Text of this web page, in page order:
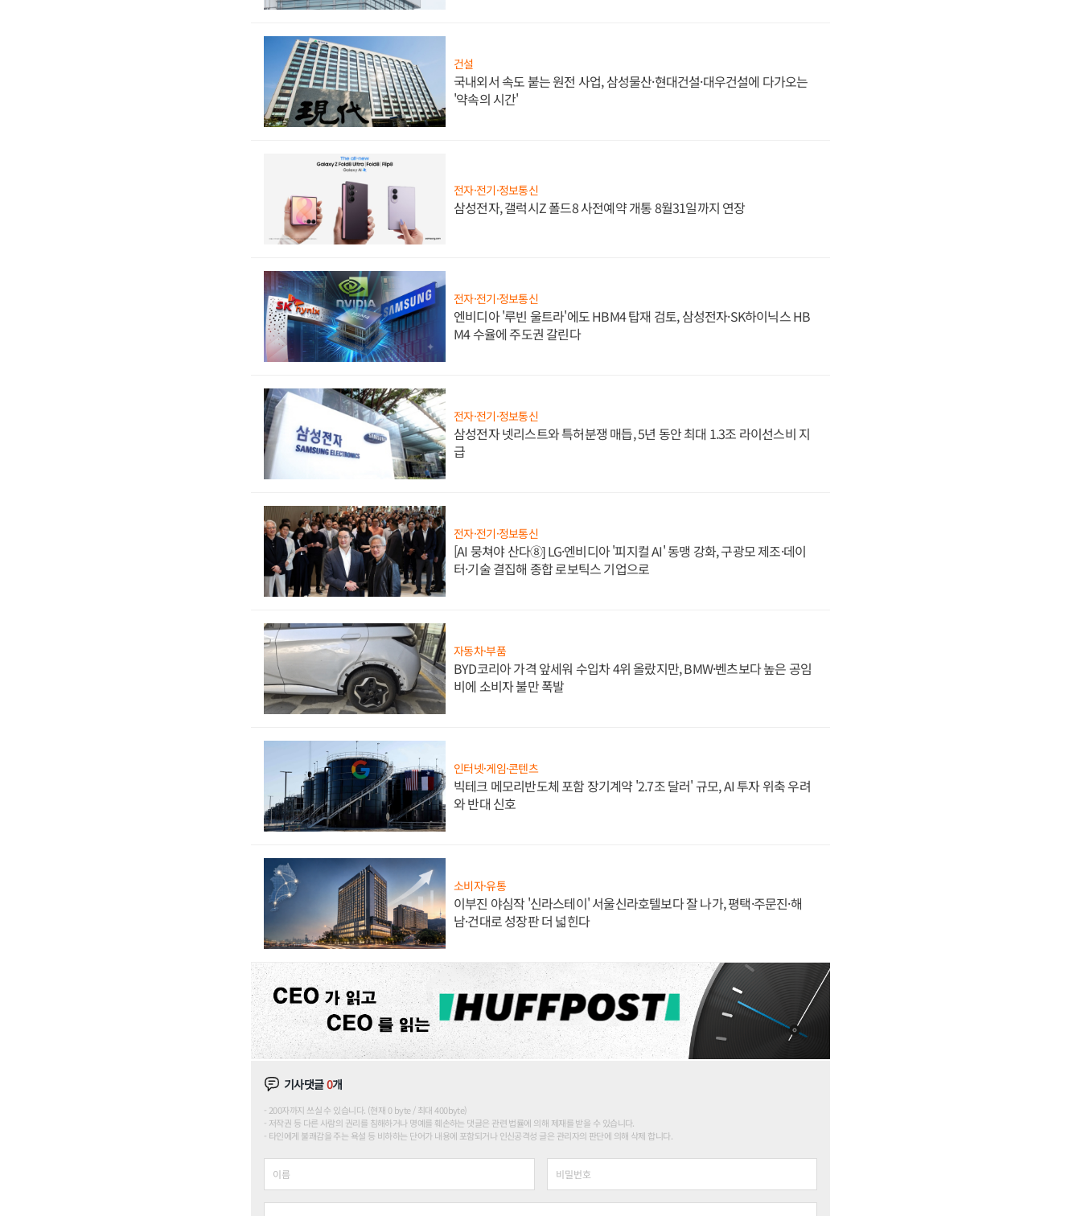
건설
국내외서 속도 붙는 원전 사업, 삼성물산·현대건설·대우건설에 다가오는
'약속의 시간'
전자·전기·정보통신
삼성전자, 갤럭시Z 폴드8 사전예약 개통 8월31일까지 연장
전자·전기·정보통신
엔비디아 '루빈 울트라'에도 HBM4 탑재 검토, 삼성전자·SK하이닉스 HB
M4 수율에 주도권 갈린다
전자·전기·정보통신
삼성전자 넷리스트와 특허분쟁 매듭, 5년 동안 최대 1.3조 라이선스비 지
급
전자·전기·정보통신
[AI 뭉쳐야 산다⑧] LG·엔비디아 '피지컬 AI' 동맹 강화, 구광모 제조·데이
터·기술 결집해 종합 로보틱스 기업으로
자동차·부품
BYD코리아 가격 앞세워 수입차 4위 올랐지만, BMW·벤츠보다 높은 공임
비에 소비자 불만 폭발
인터넷·게임·콘텐츠
빅테크 메모리반도체 포함 장기계약 '2.7조 달러' 규모, AI 투자 위축 우려
와 반대 신호
소비자·유통
이부진 야심작 '신라스테이' 서울신라호텔보다 잘 나가, 평택·주문진·해
남·건대로 성장판 더 넓힌다
기사댓글0개
200자까지 쓰실 수 있습니다. (현재 0 byte / 최대 400byte)
저작권 등 다른 사람의 권리를 침해하거나 명예를 훼손하는 댓글은 관련 법률에 의해 제재를 받을 수 있습니다.
타인에게 불쾌감을 주는 욕설 등 비하하는 단어가 내용에 포함되거나 인신공격성 글은 관리자의 판단에 의해 삭제 합니다.